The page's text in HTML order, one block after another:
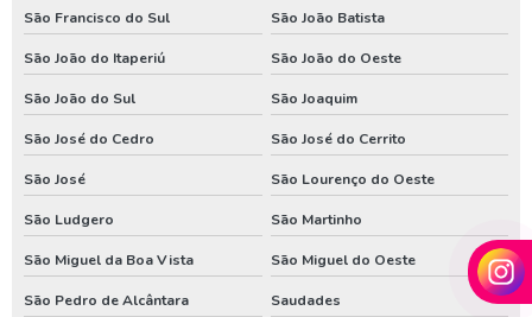
São Francisco do Sul São João Batista
São João do Itaperiú São João do Oeste
São João do Sul São Joaquim
São José do Cedro São José do Cerrito
São José São Lourenço do Oeste
São Ludgero São Martinho
São Miguel da Boa Vista São Miguel do Oeste
São Pedro de Alcântara Saudades